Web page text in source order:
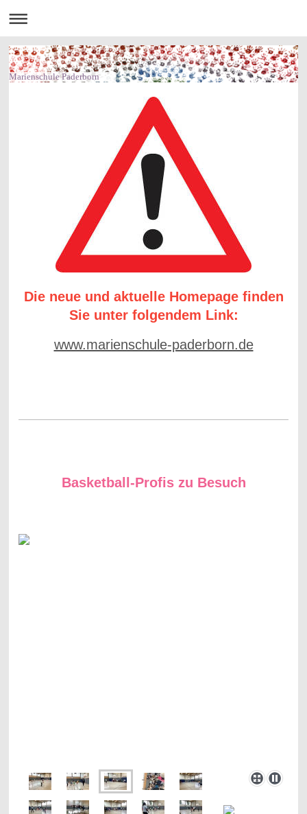
Marienschule Paderborn
Die neue und aktuelle Homepage finden
Sie unter folgendem Link:
www.marienschule-paderborn.de
Basketball-Profis zu Besuch